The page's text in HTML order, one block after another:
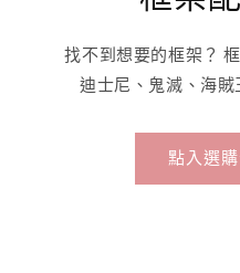
找不到想要的框架？
迪士尼、鬼滅、海
點入選